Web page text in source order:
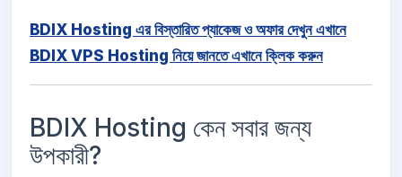
BDIX Hosting এর বিস্তারিত প্যাকেজ ও অফার দেখুন এখানে
BDIX VPS Hosting নিয়ে জানতে এখানে ক্লিক করুন
BDIX Hosting কেন সবার জন্য
উপকারী?